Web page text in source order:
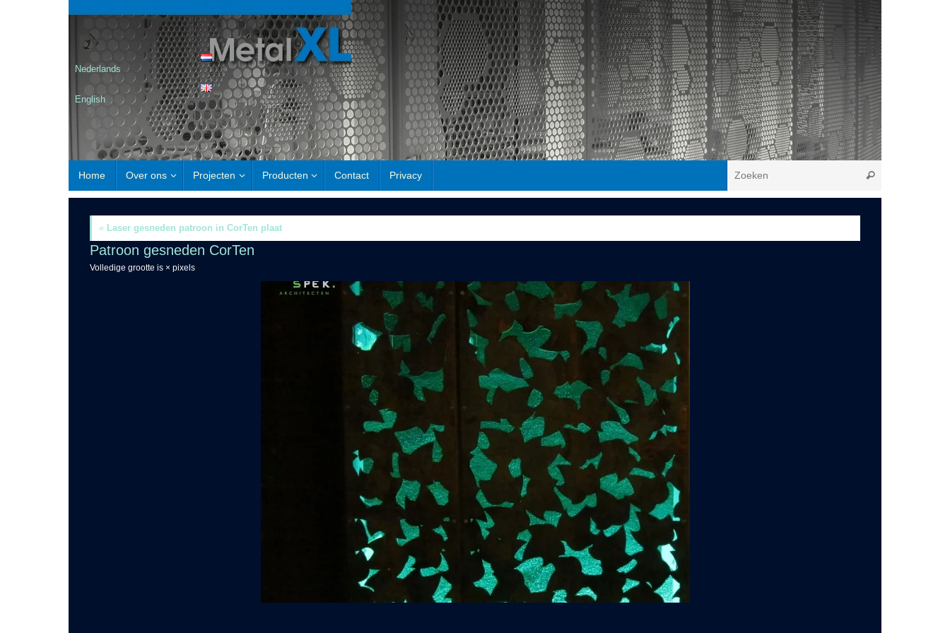
Nederlands
English
Home Over ons Projecten Producten Contact Privacy
« Laser gesneden patroon in CorTen plaat
Patroon gesneden CorTen
Volledige grootte is × pixels